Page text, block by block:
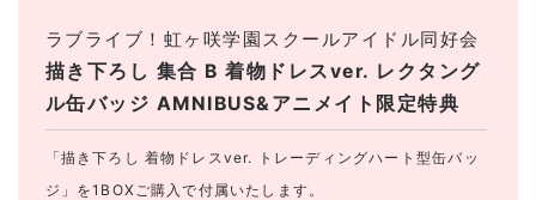
描き下ろし 集合 B 着物ドレスver. レクタング
ル缶バッジ AMNIBUS&アニメイト限定特典
ラブライブ！虹ヶ咲学園スクールアイドル同好会
「描き下ろし 着物ドレスver. トレーディングハート型缶バッ
ジ」を1BOXご購入で付属いたします。